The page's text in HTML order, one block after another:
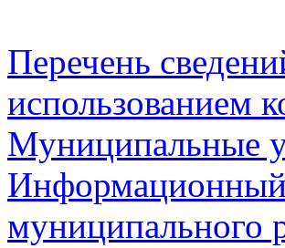
Перечень
использованием
Муниципальные
Информационный
муниципального